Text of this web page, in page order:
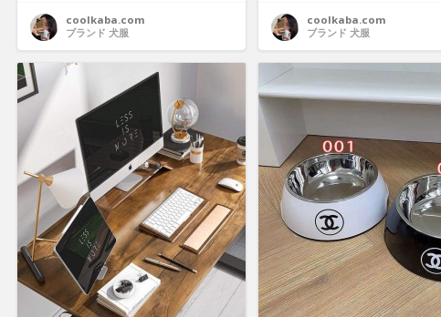
coolkaba.com
ブランド 犬服
coolkaba.com
ブランド 犬服